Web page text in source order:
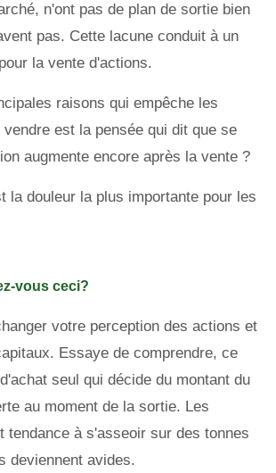
n'ont pas de plan de sortie bien
pas. Cette lacune conduit à un
la vente d'actions.
raisons qui empêche les
est la pensée qui dit que se
augmente encore après la vente ?
la douleur la plus importante pour les
vous ceci?
votre perception des actions et
Essaye de comprendre, ce
seul qui décide du montant du
au moment de la sortie. Les
tendance à s'asseoir sur des tonnes
deviennent avides.